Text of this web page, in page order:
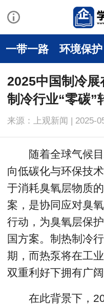
一带一路 环境保护
2025中国制冷
制冷行业“零碳”
来源：上观新闻 | 2025-
随着全球气候
向低碳化与环保技
于消耗臭氧层物质
案，是协同应对臭
行动，为臭氧层保
国方案。制热制冷
期，而热泵将在工
双重利好下拥有广
在此背景下，